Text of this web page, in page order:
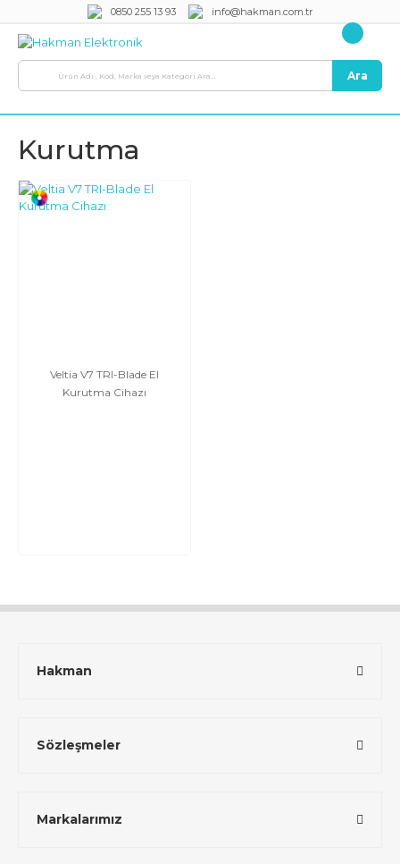
0850 255 13 93 info@hakman.com.tr
Ara
Kurutma
Veltia V7 TRI-Blade El
Kurutma Cihazı
Hakman
Sözleşmeler
Markalarımız